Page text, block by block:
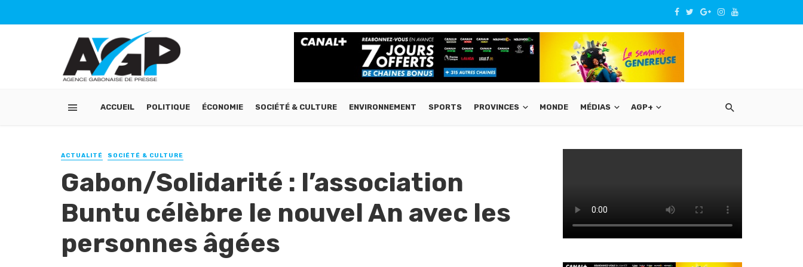
ACCUEIL POLITIQUE ÉCONOMIE SOCIÉTÉ & CULTURE ENVIRONNEMENT SPORTS PROVINCES MONDE MÉDIAS AGP+
ACTUALITÉ SOCIÉTÉ & CULTURE
Gabon/Solidarité : l’association
Buntu célèbre le nouvel An avec les
personnes âgées